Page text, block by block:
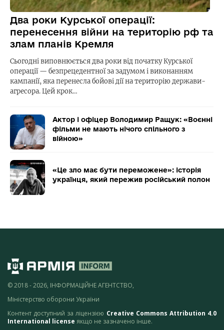
Два роки Курської операції:
перенесення війни на територію рф та
злам планів Кремля
Сьогодні виповнюється два роки від початку Курської
операції — безпрецедентної за задумом і виконанням
кампанії, яка перенесла бойові дії на територію держави-
агресора. Цей крок…
Актор і офіцер Володимир Ращук: «Воєнні
фільми не мають нічого спільного з
війною»
«Це зло має бути переможене»: історія
українця, який пережив російський полон
© 2018 - 2026, ІНФОРМАЦІЙНЕ АГЕНТСТВО,
Міністерство оборони України
Контент доступний за ліцензією Creative Commons Attribution 4.0
International license якщо не зазначено інше.